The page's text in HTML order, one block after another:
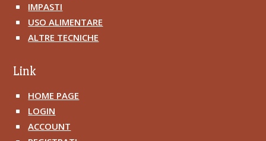
^ IMPASTI
^ USO ALIMENTARE
^ ALTRE TECNICHE
Link
^ HOME PAGE
^ LOGIN
^ ACCOUNT